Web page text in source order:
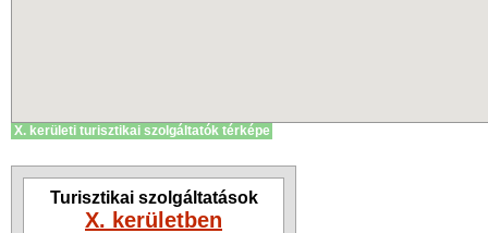
X. kerületi turisztikai szolgáltatók térképe
Turisztikai szolgáltatások
X. kerületben